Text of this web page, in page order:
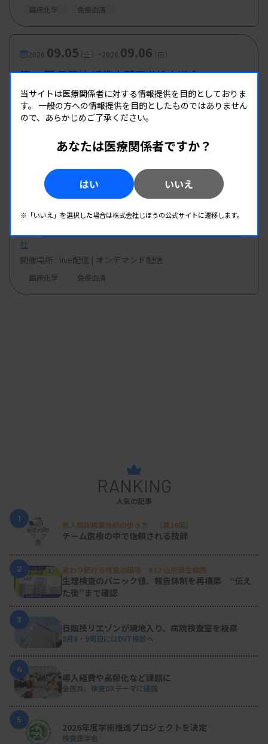
臨床化学 免疫血清
2026. 09.05（土） -2026. 09.06（日）
第65回 日臨技 近畿支部医学検査学会
主催 :日本臨床衛生検査技師会 近畿支部
開催場所 : 奈良県
全領域
09.17（木）-2026.10.01（木）
2026 QuidelOrtho Learning Program 第15
回-生化学・免疫-「診断治療 プロカルシトニ
ン」
主催 :オーソ・クリニカル・ダイアグノスティックス株式会
社
開催場所 : live配信 | オンデマンド配信
臨床化学 免疫血清
RANKING
人気の記事
1
新人臨床検査技師の歩き方 ［第16回］
チーム医療の中で信頼される技師
2 変わり続ける検査の現場 #32 山形済生病院
生理検査のパニック値、報告体制を再構築 “伝え
た後”まで確認
3
日臨技リエゾンが現地入り、病院検査室を視察
8月8・9両日にはDVT検診へ
4
導入経費や高齢化など課題に
全医共、検査DXテーマに議論
5
2026年度学術推進プロジェクトを決定
検査医学会
当サイトは医療関係者に対する情報提供を目的としておりま
す。 一般の方への情報提供を目的としたものではありません
ので、あらかじめご了承ください。
あなたは医療関係者ですか？
はい いいえ
※「いいえ」を選択した場合は株式会社じほうの公式サイトに遷移します。